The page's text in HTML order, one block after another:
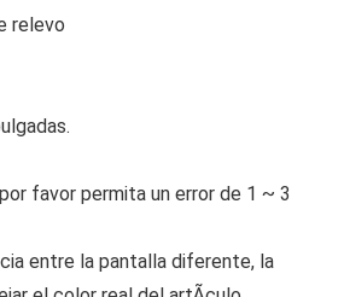
relevo
favor permita un error de 1 ~ 3
entre la pantalla diferente, la